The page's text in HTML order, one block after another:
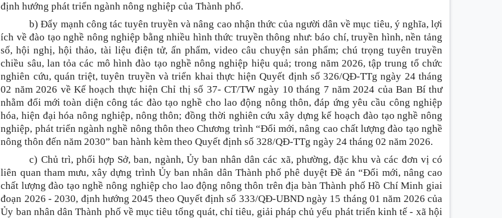
định hướng phát triển ngành nông nghiệp của Thành phố.
b) Đẩy mạnh công tác tuyên truyền và nâng cao nhận thức của người dân về mục tiêu, ý nghĩa, lợi
ích về đào tạo nghề nông nghiệp bằng nhiều hình thức truyền thông như: báo chí, truyền hình, nền tảng
số, hội nghị, hội thảo, tài liệu điện tử, ấn phẩm, video câu chuyện sản phẩm; chú trọng tuyên truyền
chiều sâu, lan tỏa các mô hình đào tạo nghề nông nghiệp hiệu quả; trong năm 2026, tập trung tổ chức
nghiên cứu, quán triệt, tuyên truyền và triển khai thực hiện Quyết định số 326/QĐ-TTg ngày 24 tháng
02 năm 2026 về Kế hoạch thực hiện Chỉ thị số 37- CT/TW ngày 10 tháng 7 năm 2024 của Ban Bí thư
nhằm đổi mới toàn diện công tác đào tạo nghề cho lao động nông thôn, đáp ứng yêu cầu công nghiệp
hóa, hiện đại hóa nông nghiệp, nông thôn; đồng thời nghiên cứu xây dựng kế hoạch đào tạo nghề nông
nghiệp, phát triển ngành nghề nông thôn theo Chương trình “Đổi mới, nâng cao chất lượng đào tạo nghề
nông thôn đến năm 2030” ban hành kèm theo Quyết định số 328/QĐ-TTg ngày 24 tháng 02 năm 2026.
c) Chủ trì, phối hợp Sở, ban, ngành, Ủy ban nhân dân các xã, phường, đặc khu và các đơn vị có
liên quan tham mưu, xây dựng trình Ủy ban nhân dân Thành phố phê duyệt Đề án “Đổi mới, nâng cao
chất lượng đào tạo nghề nông nghiệp cho lao động nông thôn trên địa bàn Thành phố Hồ Chí Minh giai
đoạn 2026 - 2030, định hướng 2045 theo Quyết định số 333/QĐ-UBND ngày 15 tháng 01 năm 2026 của
Ủy ban nhân dân Thành phố về mục tiêu tổng quát, chỉ tiêu, giải pháp chủ yếu phát triển kinh tế - xã hội